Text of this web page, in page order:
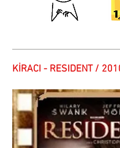
KİRACI - RESIDENT /